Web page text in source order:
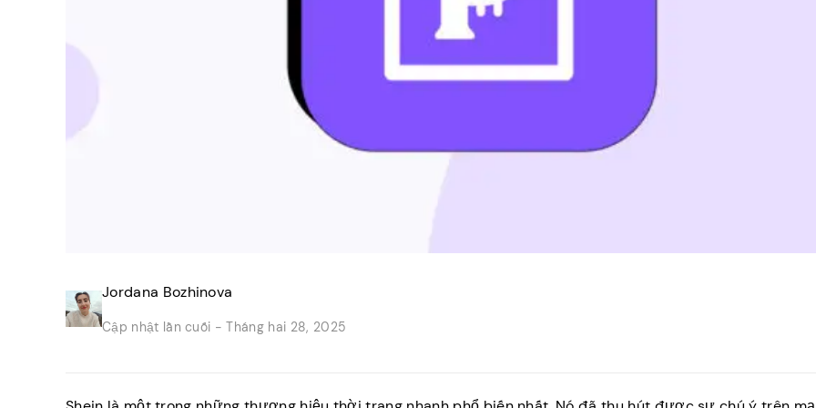
Jordana Bozhinova
Cập nhật lần cuối - Tháng hai 28, 2025